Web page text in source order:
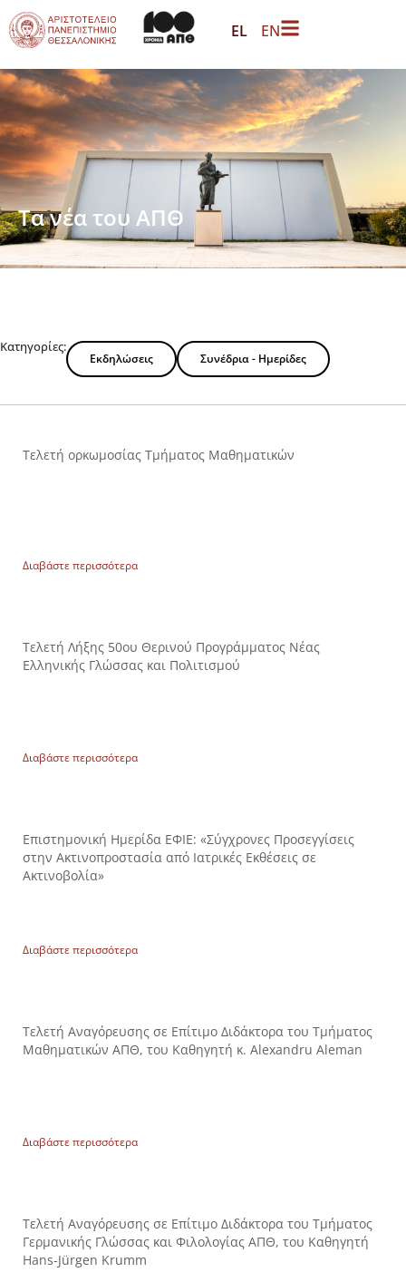
EL EN
Τα νέα του ΑΠΘ
Κατηγορίες:
Εκδηλώσεις Συνέδρια - Ημερίδες
Τελετή ορκωμοσίας Τμήματος Μαθηματικών
Διαβάστε περισσότερα
Τελετή Λήξης 50ου Θερινού Προγράμματος Νέας
Ελληνικής Γλώσσας και Πολιτισμού
Διαβάστε περισσότερα
Επιστημονική Ημερίδα ΕΦΙΕ: «Σύγχρονες Προσεγγίσεις
στην Ακτινοπροστασία από Ιατρικές Εκθέσεις σε
Ακτινοβολία»
Διαβάστε περισσότερα
Τελετή Αναγόρευσης σε Επίτιμο Διδάκτορα του Τμήματος
Μαθηματικών ΑΠΘ, του Καθηγητή κ. Alexandru Aleman
Διαβάστε περισσότερα
Τελετή Αναγόρευσης σε Επίτιμο Διδάκτορα του Τμήματος
Γερμανικής Γλώσσας και Φιλολογίας ΑΠΘ, του Καθηγητή
Hans-Jürgen Krumm